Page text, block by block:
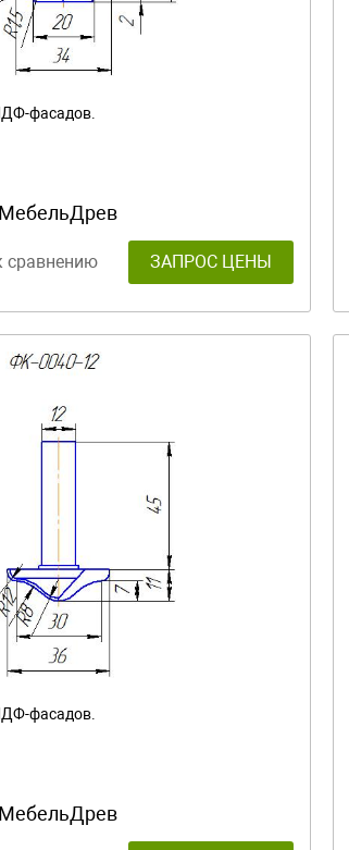
фасадов.
МебельДрев
сравнению ЗАПРОС ЦЕНЫ
фасадов.
МебельДрев